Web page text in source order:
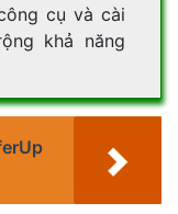
cụ và cài
khả năng